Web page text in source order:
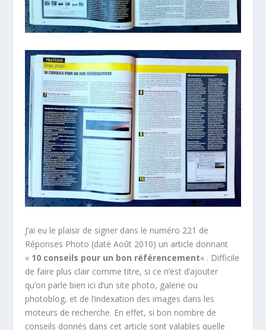
J’ai eu le plaisir de signer dans le numéro 221 de
Réponses Photo (daté Août 2010) un article donnant
« 10 conseils pour un bon référencement« . Difficile
de faire plus clair comme titre, si ce n’est d’ajouter
qu’on parle bien ici d’un site photo, galerie ou
photoblog, et de l’indexation des images dans les
moteurs de recherche. En effet, si bon nombre de
conseils donnés dans cet article sont valables quelle